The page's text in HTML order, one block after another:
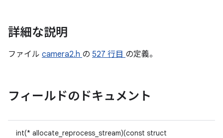
詳細な説明
ファイル camera2.h の 527 行目 の定義。
フィールドのドキュメント
int(* allocate_reprocess_stream)(const struct